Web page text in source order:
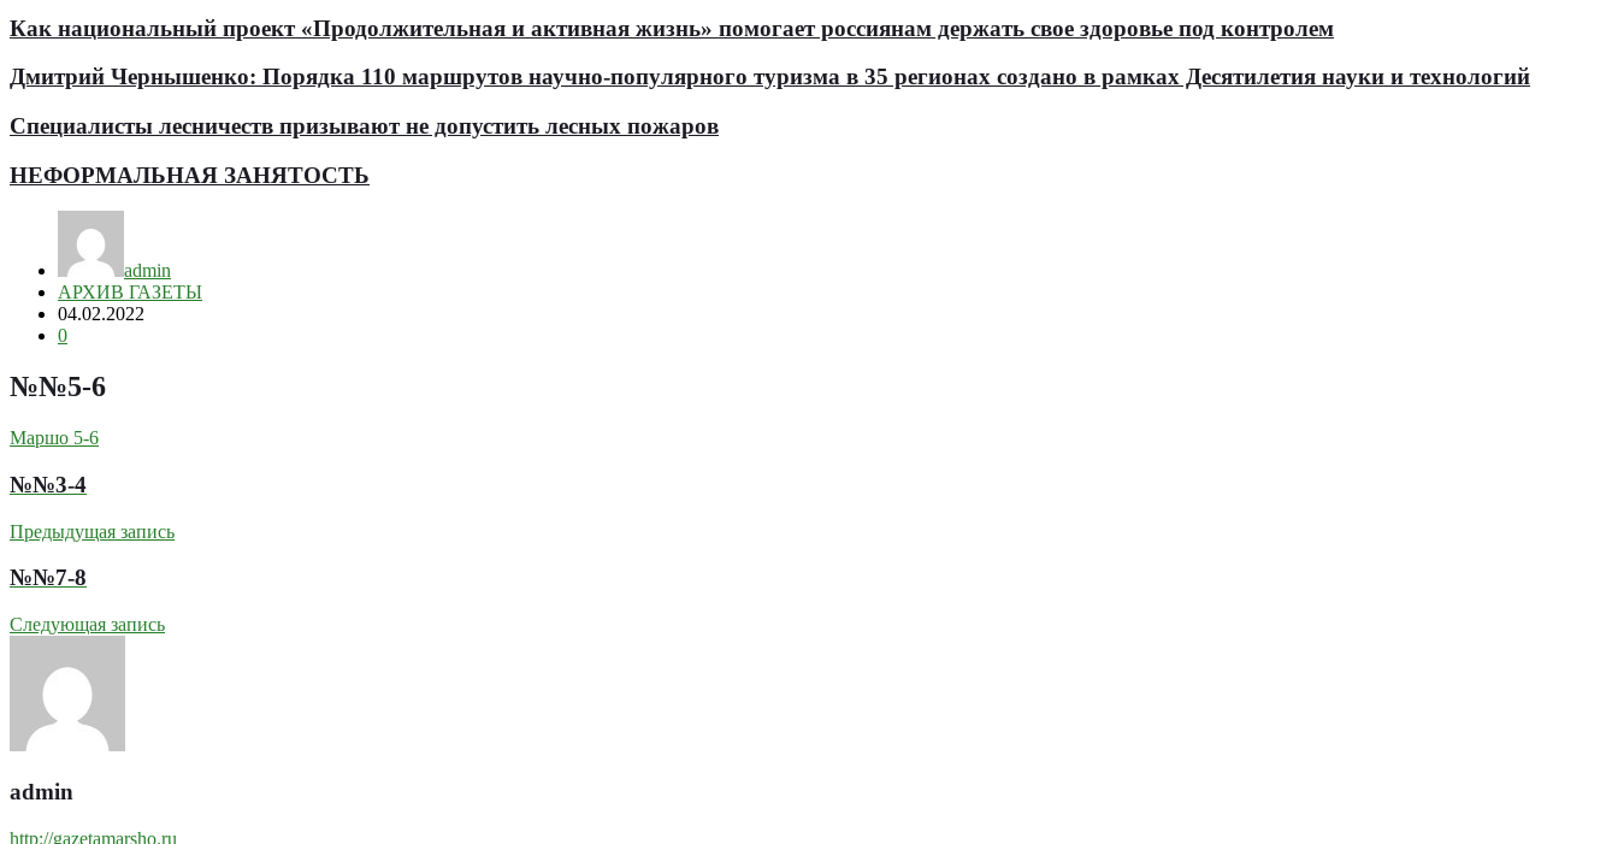
Как национальный проект «Продолжительная и активная жизнь» помогает россиянам держать свое здоровье под контролем
Дмитрий Чернышенко: Порядка 110 маршрутов научно-популярного туризма в 35 регионах создано в рамках Десятилетия науки и технологий
Специалисты лесничеств призывают не допустить лесных пожаров
НЕФОРМАЛЬНАЯ ЗАНЯТОСТЬ
admin
АРХИВ ГАЗЕТЫ
04.02.2022
0
№№5-6
Маршо 5-6
№№3-4
Предыдущая запись
№№7-8
Следующая запись
admin
http://gazetamarsho.ru